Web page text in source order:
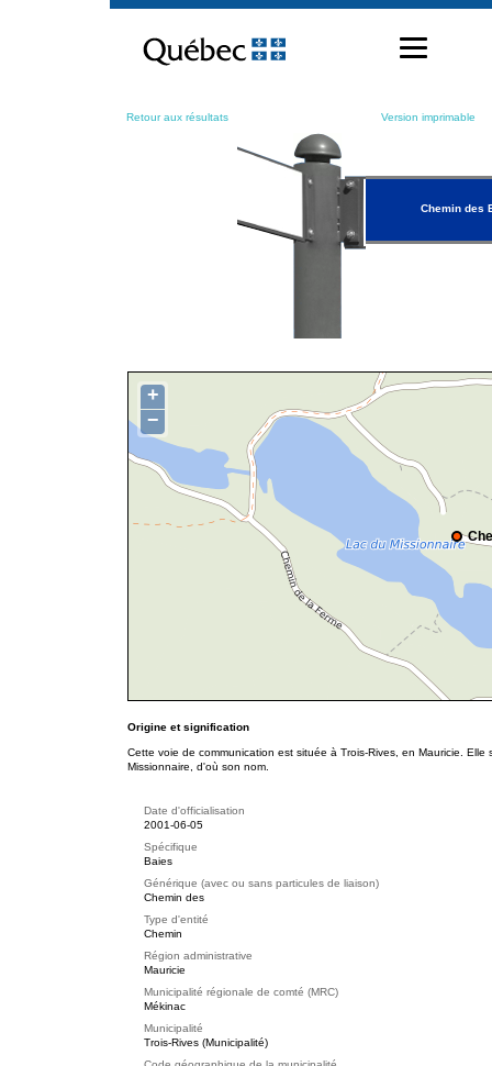
contenu
Retour aux résultats Version imprimable
Chemin des
+
−
Origine et signification
Cette voie de communication est située à Trois-Rives, en Mauricie.
Missionnaire, d'où son nom.
Date d'officialisation
2001-06-05
Spécifique
Baies
Générique (avec ou sans particules de liaison)
Chemin des
Type d'entité
Chemin
Région administrative
Mauricie
Municipalité régionale de comté (MRC)
Mékinac
Municipalité
Trois-Rives (Municipalité)